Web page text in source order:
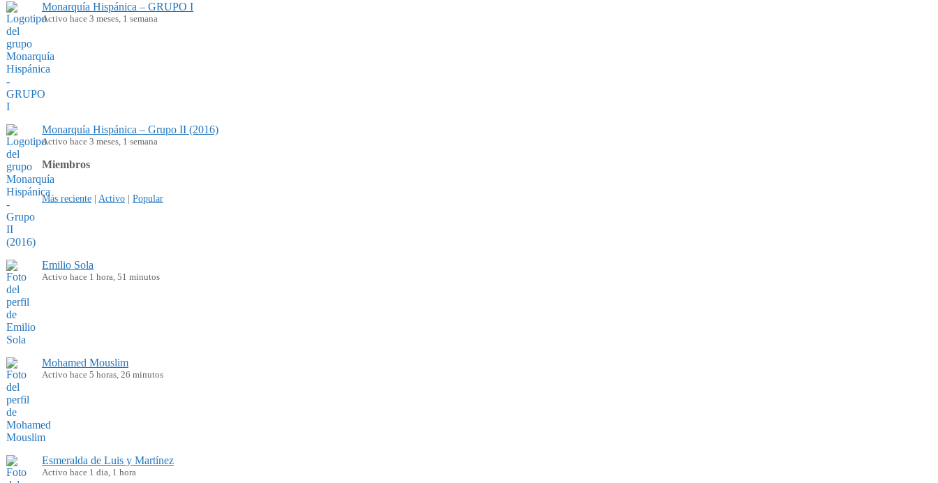
Monarquía Hispánica – GRUPO I
Activo hace 3 meses, 1 semana
Monarquía Hispánica – Grupo II (2016)
Activo hace 3 meses, 1 semana
Miembros
Más reciente | Activo | Popular
Emilio Sola
Activo hace 1 hora, 51 minutos
Mohamed Mouslim
Activo hace 5 horas, 26 minutos
Esmeralda de Luis y Martínez
Activo hace 1 dia, 1 hora